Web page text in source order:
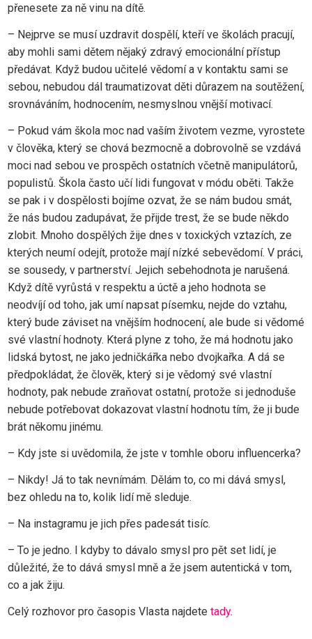
přenesete za ně vinu na dítě.
– Nejprve se musí uzdravit dospělí, kteří ve školách pracují,
aby mohli sami dětem nějaký zdravý emocionální přístup
předávat. Když budou učitelé vědomí a v kontaktu sami se
sebou, nebudou dál traumatizovat děti důrazem na soutěžení,
srovnáváním, hodnocením, nesmyslnou vnější motivací.
– Pokud vám škola moc nad vaším životem vezme, vyrostete
v člověka, který se chová bezmocně a dobrovolně se vzdává
moci nad sebou ve prospěch ostatních včetně manipulátorů,
populistů. Škola často učí lidi fungovat v módu oběti. Takže
se pak i v dospělosti bojíme ozvat, že se nám budou smát,
že nás budou zadupávat, že přijde trest, že se bude někdo
zlobit. Mnoho dospělých žije dnes v toxických vztazích, ze
kterých neumí odejít, protože mají nízké sebevědomí. V práci,
se sousedy, v partnerství. Jejich sebehodnota je narušená.
Když dítě vyrůstá v respektu a úctě a jeho hodnota se
neodvíjí od toho, jak umí napsat písemku, nejde do vztahu,
který bude záviset na vnějším hodnocení, ale bude si vědomé
své vlastní hodnoty. Která plyne z toho, že má hodnotu jako
lidská bytost, ne jako jedničkářka nebo dvojkařka. A dá se
předpokládat, že člověk, který si je vědomý své vlastní
hodnoty, pak nebude zraňovat ostatní, protože si jednoduše
nebude potřebovat dokazovat vlastní hodnotu tím, že ji bude
brát někomu jinému.
– Kdy jste si uvědomila, že jste v tomhle oboru influencerka?
– Nikdy! Já to tak nevnímám. Dělám to, co mi dává smysl,
bez ohledu na to, kolik lidí mě sleduje.
– Na instagramu je jich přes padesát tisíc.
– To je jedno. I kdyby to dávalo smysl pro pět set lidí, je
důležité, že to dává smysl mně a že jsem autentická v tom,
co a jak žiju.
Celý rozhovor pro časopis Vlasta najdete tady.